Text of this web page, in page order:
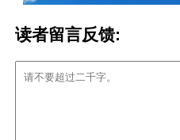
读者留言反馈: